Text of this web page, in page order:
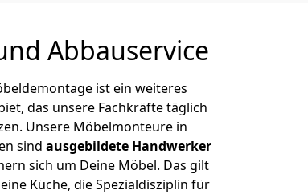
Abbauservice
ist ein weiteres
das unsere Fachkräfte täglich
Unsere Möbelmonteure in
sind ausgebildete Handwerker
sich um Deine Möbel. Das gilt
Küche, die Spezialdisziplin für